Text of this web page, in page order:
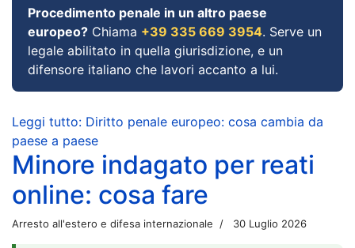
Procedimento penale in un altro paese
europeo? Chiama +39 335 669 3954. Serve un
legale abilitato in quella giurisdizione, e un
difensore italiano che lavori accanto a lui.
Leggi tutto: Diritto penale europeo: cosa cambia da
paese a paese
Minore indagato per reati
online: cosa fare
Arresto all'estero e difesa internazionale 30 Luglio 2026